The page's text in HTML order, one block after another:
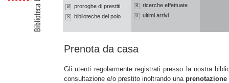
W proroghe di prestiti
S biblioteche del polo
R ricerche effettuate
U ultimi arrivi
Prenota da casa
Gli utenti regolarmente registrati presso la nostra
consultazione e/o prestito inoltrando una prenotazione